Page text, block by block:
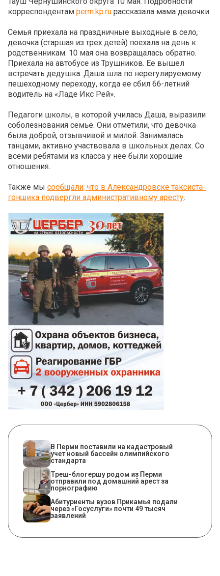
корреспондентам perm.kp.ru рассказала мама девочки.
Семья приехала на праздничные выходные в село,
девочка (старшая из трех детей) поехала на день к
родственникам. 10 мая она возвращалась обратно.
Приехала на автобусе из Трушников. Ее вышел
встречать дедушка. Даша шла по нерегулируемому
пешеходному переходу, когда ее сбил 66-летний
водитель на «Ладе Икс Рей».
Педагоги школы, в которой училась Даша, выразили
соболезнования семье. Они отметили, что девочка
была доброй, отзывчивой и милой. Занималась
танцами, активно участвовала в школьных делах. Со
всеми ребятами из класса у нее были хорошие
отношения.
Также мы сообщали, что в Александровске таксиста-
гонщика подвергли административному аресту.
В Перми поставили на кадастровый
учет новый бассейн олимпийского
стандарта
Треш-блогершу родом из Перми
отправили под домашний арест за
порнографию
Абитуриенты вузов Прикамья подали
через «Госуслуги» почти 49 тысяч
заявлений